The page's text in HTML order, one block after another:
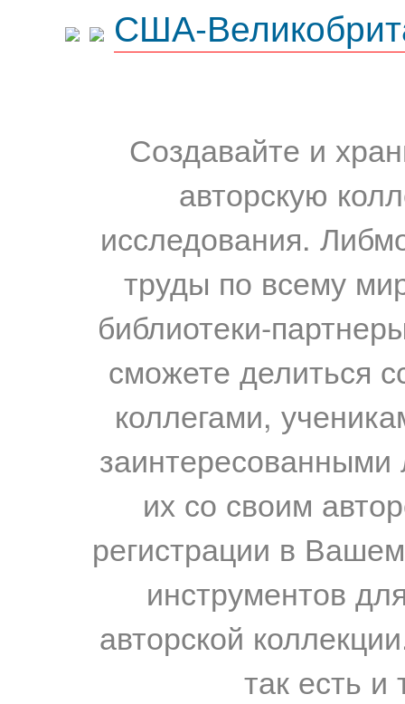
США-
Создавайте и
авторскую
исследования.
труды по всему
библиотеки-
сможете делиться
коллегами,
их со своим
регистрации в
инструментов
авторской
так есть и